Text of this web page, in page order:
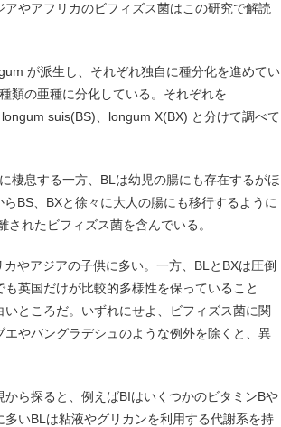
やアフリカのビフィズス菌はこの研究で解読
が派生し、それぞれ独自に種分化を進めてい
類の亜種に分化している。それぞれを
suis(BS)、longum X(BX) と分けて調べて
棲息する一方、BLは幼児の腸にも存在するがほ
BS、BXと徐々に大人の腸にも移行するように
れたビフィズス菌を含んでいる。
やアジアの子供に多い。一方、BLとBXは圧倒
英国だけが比較的多様性を保っていること
ところだ。いずれにせよ、ビフィズス菌に関
やバングラデシュのような例外を除くと、異
ら探ると、例えばBIはいくつかのビタミンBや
いBLは粘液やグリカンを利用する代謝系を持